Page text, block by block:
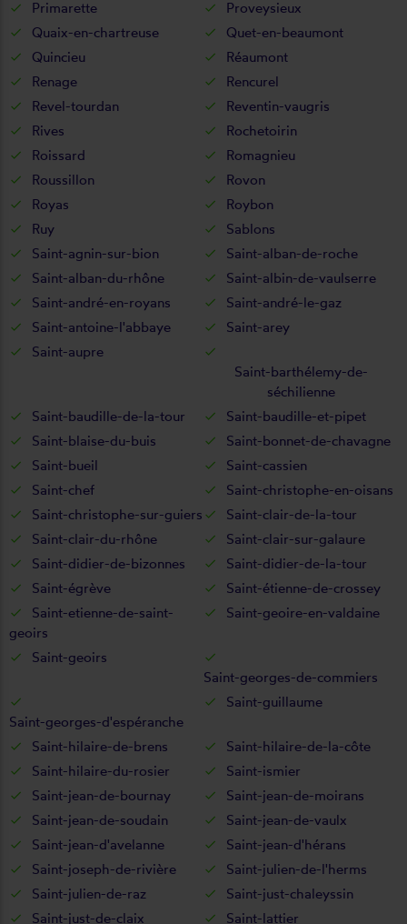
Primarette
Proveysieux
Quaix-en-chartreuse
Quet-en-beaumont
Quincieu
Réaumont
Renage
Rencurel
Revel-tourdan
Reventin-vaugris
Rives
Rochetoirin
Roissard
Romagnieu
Roussillon
Rovon
Royas
Roybon
Ruy
Sablons
Saint-agnin-sur-bion
Saint-alban-de-roche
Saint-alban-du-rhône
Saint-albin-de-vaulserre
Saint-andré-en-royans
Saint-andré-le-gaz
Saint-antoine-l'abbaye
Saint-arey
Saint-aupre
Saint-barthélemy-de-
séchilienne
Saint-baudille-de-la-tour
Saint-baudille-et-pipet
Saint-blaise-du-buis
Saint-bonnet-de-chavagne
Saint-bueil
Saint-cassien
Saint-chef
Saint-christophe-en-oisans
Saint-christophe-sur-guiers
Saint-clair-de-la-tour
Saint-clair-du-rhône
Saint-clair-sur-galaure
Saint-didier-de-bizonnes
Saint-didier-de-la-tour
Saint-égrève
Saint-étienne-de-crossey
Saint-etienne-de-saint-
geoirs
Saint-geoire-en-valdaine
Saint-geoirs
Saint-georges-de-commiers
Saint-georges-d'espéranche
Saint-guillaume
Saint-hilaire-de-brens
Saint-hilaire-de-la-côte
Saint-hilaire-du-rosier
Saint-ismier
Saint-jean-de-bournay
Saint-jean-de-moirans
Saint-jean-de-soudain
Saint-jean-de-vaulx
Saint-jean-d'avelanne
Saint-jean-d'hérans
Saint-joseph-de-rivière
Saint-julien-de-l'herms
Saint-julien-de-raz
Saint-just-chaleyssin
Saint-just-de-claix
Saint-lattier